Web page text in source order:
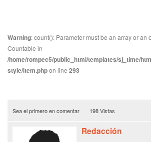
Warning: count(): Parameter must be an array or an
Countable in
/home/rompec5/public_html/templates/sj_time/
style/item.phpon line 293
Sea el primero en comentar 198 Vistas
Redacción